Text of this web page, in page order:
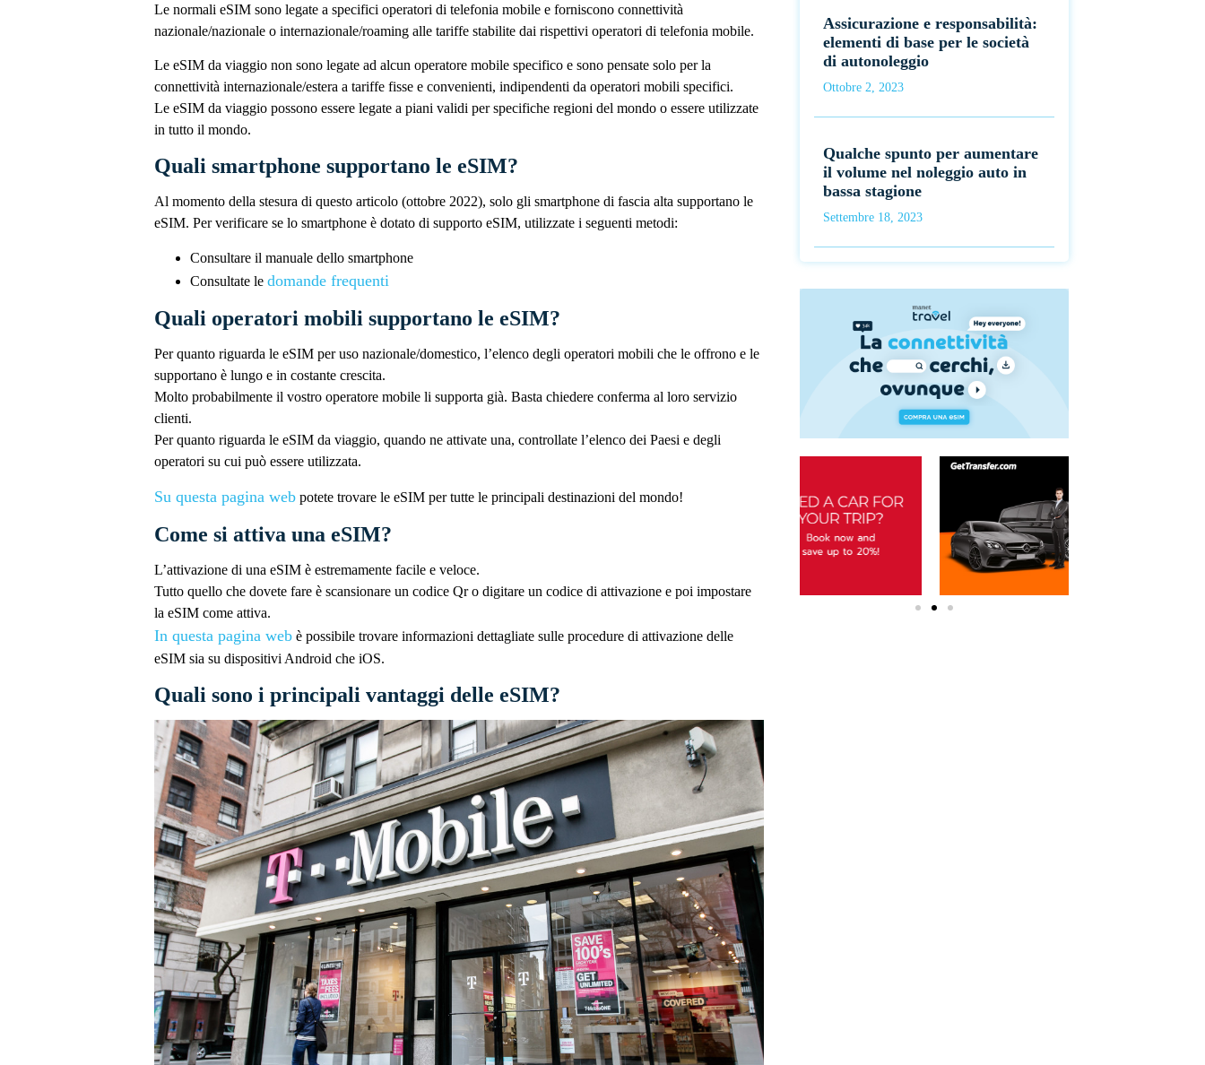
Le normali eSIM sono legate a specifici operatori di telefonia mobile e forniscono connettività
nazionale/nazionale o internazionale/roaming alle tariffe stabilite dai rispettivi operatori di telefonia mobile.
Le eSIM da viaggio non sono legate ad alcun operatore mobile specifico e sono pensate solo per la
connettività internazionale/estera a tariffe fisse e convenienti, indipendenti da operatori mobili specifici.
Le eSIM da viaggio possono essere legate a piani validi per specifiche regioni del mondo o essere utilizzate
in tutto il mondo.
Quali smartphone supportano le eSIM?
Al momento della stesura di questo articolo (ottobre 2022), solo gli smartphone di fascia alta supportano le
eSIM. Per verificare se lo smartphone è dotato di supporto eSIM, utilizzate i seguenti metodi:
Consultare il manuale dello smartphone
Consultate le domande frequenti
Quali operatori mobili supportano le eSIM?
Per quanto riguarda le eSIM per uso nazionale/domestico, l’elenco degli operatori mobili che le offrono e le
supportano è lungo e in costante crescita.
Molto probabilmente il vostro operatore mobile li supporta già. Basta chiedere conferma al loro servizio
clienti.
Per quanto riguarda le eSIM da viaggio, quando ne attivate una, controllate l’elenco dei Paesi e degli
operatori su cui può essere utilizzata.
Su questa pagina web potete trovare le eSIM per tutte le principali destinazioni del mondo!
Come si attiva una eSIM?
L’attivazione di una eSIM è estremamente facile e veloce.
Tutto quello che dovete fare è scansionare un codice Qr o digitare un codice di attivazione e poi impostare
la eSIM come attiva.
In questa pagina web è possibile trovare informazioni dettagliate sulle procedure di attivazione delle
eSIM sia su dispositivi Android che iOS.
Quali sono i principali vantaggi delle eSIM?
Assicurazione e responsabilità:
elementi di base per le società
di autonoleggio
Ottobre 2, 2023
Qualche spunto per aumentare
il volume nel noleggio auto in
bassa stagione
Settembre 18, 2023